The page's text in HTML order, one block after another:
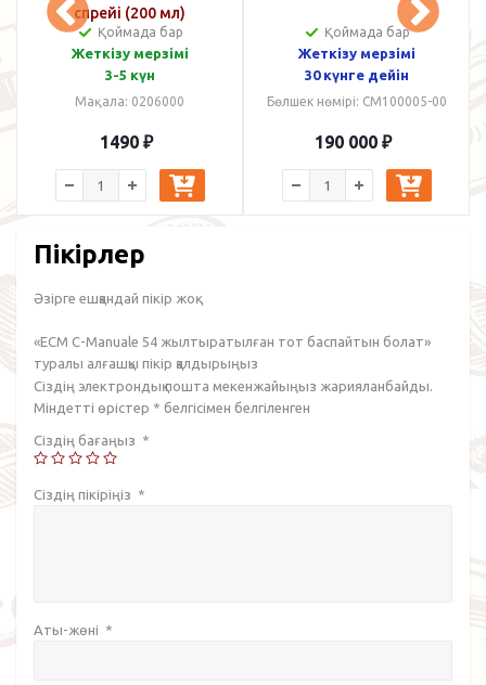
спрейі (200 мл)
Қоймада бар
Жеткізу мерзімі
3-5 күн
Мақала: 0206000
1490 ₽
Қоймада бар
Жеткізу мерзімі
30 күнге дейін
Бөлшек нөмірі: CM100005-00
190 000 ₽
Пікірлер
Әзірге ешқандай пікір жоқ.
«ECM C-Manuale 54 жылтыратылған тот баспайтын болат»
туралы алғашқы пікір қалдырыңыз
Сіздің электрондық пошта мекенжайыңыз жарияланбайды.
Міндетті өрістер * белгісімен белгіленген
Сіздің бағаңыз *
Сіздің пікіріңіз *
Аты-жөні *